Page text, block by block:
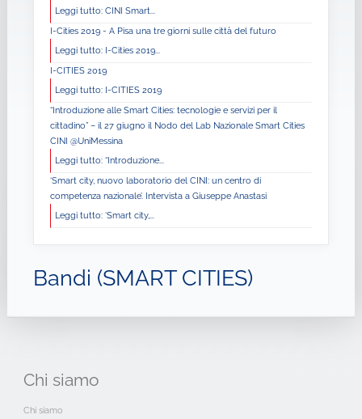
Leggi tutto: CINI Smart...
I-Cities 2019 - A Pisa una tre giorni sulle città del futuro
Leggi tutto: I-Cities 2019...
I-CITIES 2019
Leggi tutto: I-CITIES 2019
“Introduzione alle Smart Cities: tecnologie e servizi per il
cittadino” – il 27 giugno il Nodo del Lab Nazionale Smart Cities
CINI @UniMessina
Leggi tutto: “Introduzione...
‘Smart city, nuovo laboratorio del CINI: un centro di
competenza nazionale’. Intervista a Giuseppe Anastasi
Leggi tutto: ‘Smart city,...
Bandi (SMART CITIES)
Chi siamo
Chi siamo